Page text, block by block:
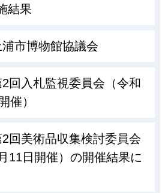
結果
市博物館協議会
回入札監視委員会（令和
催）
回美術品収集検討委員会
11日開催）の開催結果に